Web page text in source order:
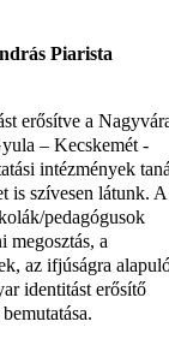
Piarista
erősítve a
– Kecskemét -
intézmények
is szívesen látunk. A
pedagógusok
megosztás, a
az ifjúságra
identitást erősítő